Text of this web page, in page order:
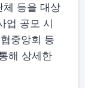
체 등을 대상
업 공모 시
중앙회 등
해 상세한